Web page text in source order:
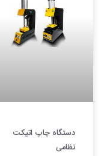
دستگاه چاپ اتیکت
نظامی